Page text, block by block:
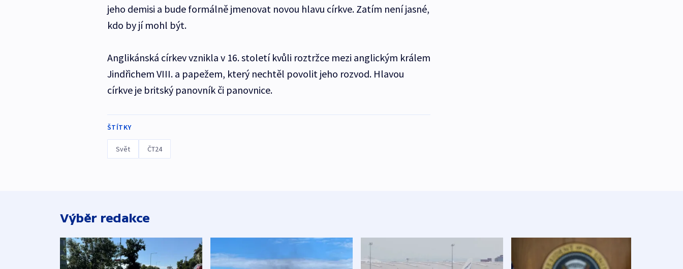
jeho demisi a bude formálně jmenovat novou hlavu církve. Zatím není jasné,
kdo by jí mohl být.
Anglikánská církev vznikla v 16. století kvůli roztržce mezi anglickým králem
Jindřichem VIII. a papežem, který nechtěl povolit jeho rozvod. Hlavou
církve je britský panovník či panovnice.
ŠTÍTKY
Svět ČT24
Výběr redakce